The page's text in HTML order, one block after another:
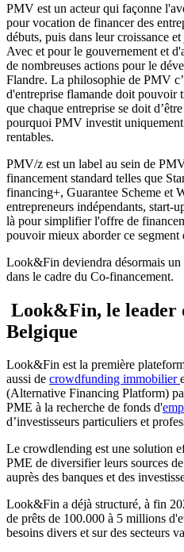
PMV est un acteur qui façonne
pour vocation de financer des
débuts, puis dans leur croissance
Avec et pour le gouvernement et
de nombreuses actions pour le
Flandre. La philosophie de PMV
d'entreprise flamande doit pouvoir
que chaque entreprise se doit
pourquoi PMV investit uniquement
rentables.
PMV/z est un label au sein de
financement standard telles que
financing+, Guarantee Scheme et
entrepreneurs indépendants,
là pour simplifier l'offre de
pouvoir mieux aborder ce segment
Look&Fin deviendra désormais
dans le cadre du Co-financement.
Look&Fin, le leader
Belgique
Look&Fin est la première
aussi de crowdfunding immobilier
(Alternative Financing Platform)
PME à la recherche de fonds d'
d’investisseurs particuliers et
Le crowdlending est une solution
PME de diversifier leurs sources
auprès des banques et des
Look&Fin a déjà structuré, à fin
de prêts de 100.000 à 5 millions
besoins divers et sur des secteurs